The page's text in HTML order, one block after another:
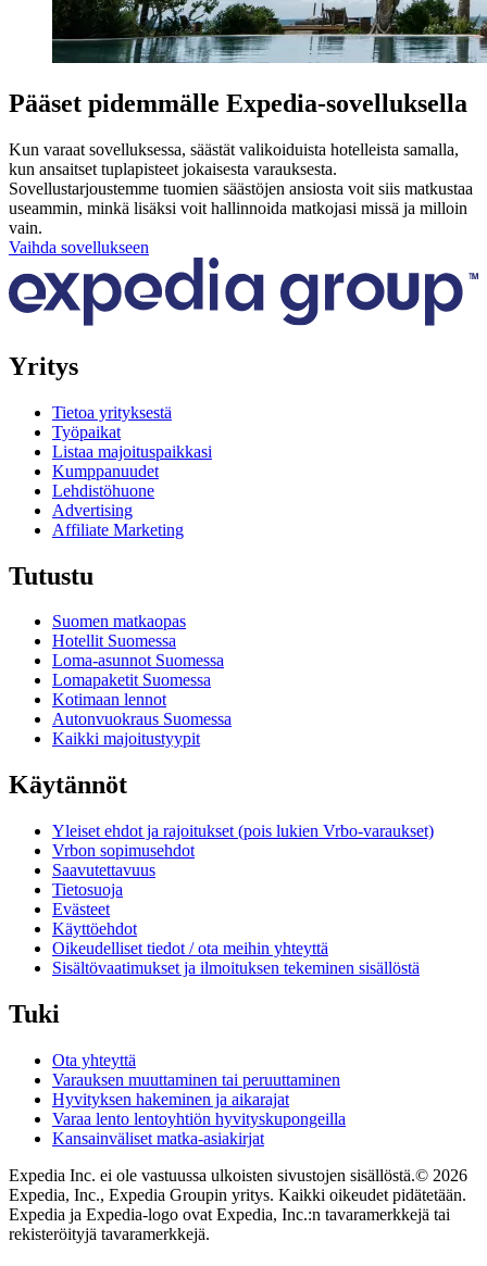
Pääset pidemmälle Expedia-sovelluksella
Kun varaat sovelluksessa, säästät valikoiduista hotelleista samalla,
kun ansaitset tuplapisteet jokaisesta varauksesta.
Sovellustarjoustemme tuomien säästöjen ansiosta voit siis matkustaa
useammin, minkä lisäksi voit hallinnoida matkojasi missä ja milloin
vain.
Vaihda sovellukseen
Yritys
Tietoa yrityksestä
Työpaikat
Listaa majoituspaikkasi
Kumppanuudet
Lehdistöhuone
Advertising
Affiliate Marketing
Tutustu
Suomen matkaopas
Hotellit Suomessa
Loma-asunnot Suomessa
Lomapaketit Suomessa
Kotimaan lennot
Autonvuokraus Suomessa
Kaikki majoitustyypit
Käytännöt
Yleiset ehdot ja rajoitukset (pois lukien Vrbo-varaukset)
Vrbon sopimusehdot
Saavutettavuus
Tietosuoja
Evästeet
Käyttöehdot
Oikeudelliset tiedot / ota meihin yhteyttä
Sisältövaatimukset ja ilmoituksen tekeminen sisällöstä
Tuki
Ota yhteyttä
Varauksen muuttaminen tai peruuttaminen
Hyvityksen hakeminen ja aikarajat
Varaa lento lentoyhtiön hyvityskupongeilla
Kansainväliset matka-asiakirjat
Expedia Inc. ei ole vastuussa ulkoisten sivustojen sisällöstä.© 2026
Expedia, Inc., Expedia Groupin yritys. Kaikki oikeudet pidätetään.
Expedia ja Expedia-logo ovat Expedia, Inc.:n tavaramerkkejä tai
rekisteröityjä tavaramerkkejä.